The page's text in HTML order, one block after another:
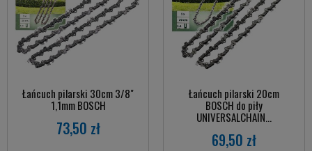
Łańcuch pilarski 30cm 3/8"
1,1mm BOSCH
73,50 zł
Łańcuch pilarski 20cm
BOSCH do piły
UNIVERSALCHAIN...
69,50 zł